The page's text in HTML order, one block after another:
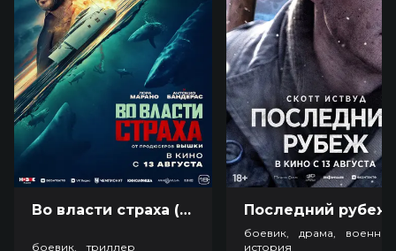
Во власти страха (18+)
боевик, триллер
боевик, драма,
история